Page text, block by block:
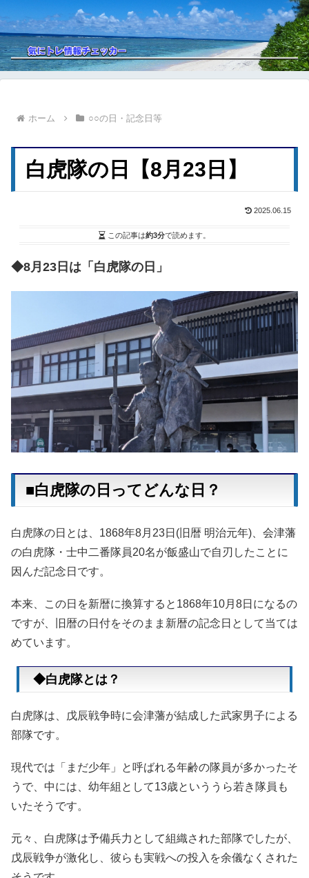
ホーム ○○の日・記念日等
白虎隊の日【8月23日】
2025.06.15
この記事は約3分で読めます。
◆8月23日は「白虎隊の日」
■白虎隊の日ってどんな日？
白虎隊の日とは、1868年8月23日(旧暦 明治元年)、会津藩
の白虎隊・士中二番隊員20名が飯盛山で自刃したことに
因んだ記念日です。
本来、この日を新暦に換算すると1868年10月8日になるの
ですが、旧暦の日付をそのまま新暦の記念日として当ては
めています。
◆白虎隊とは？
白虎隊は、戊辰戦争時に会津藩が結成した武家男子による
部隊です。
現代では「まだ少年」と呼ばれる年齢の隊員が多かったそ
うで、中には、幼年組として13歳といううら若き隊員も
いたそうです。
元々、白虎隊は予備兵力として組織された部隊でしたが、
戊辰戦争が激化し、彼らも実戦への投入を余儀なくされた